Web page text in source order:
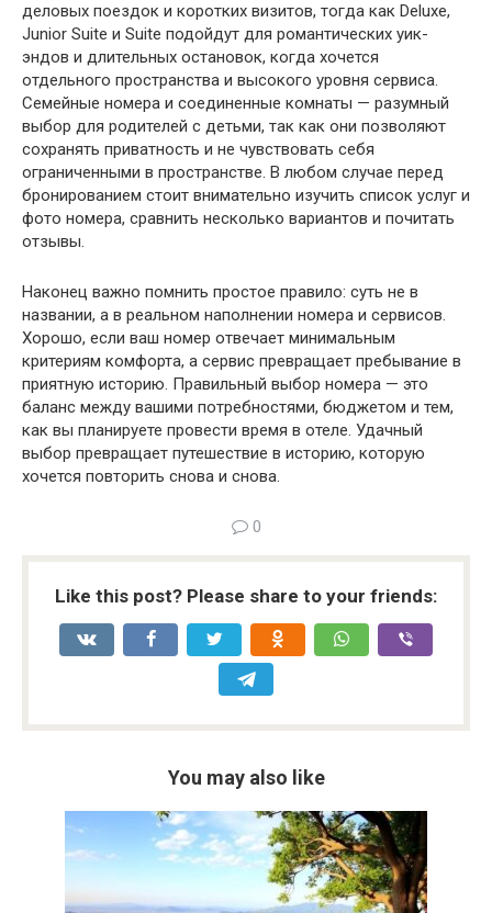
деловых поездок и коротких визитов, тогда как Deluxe,
Junior Suite и Suite подойдут для романтических уик-
эндов и длительных остановок, когда хочется
отдельного пространства и высокого уровня сервиса.
Семейные номера и соединенные комнаты — разумный
выбор для родителей с детьми, так как они позволяют
сохранять приватность и не чувствовать себя
ограниченными в пространстве. В любом случае перед
бронированием стоит внимательно изучить список услуг и
фото номера, сравнить несколько вариантов и почитать
отзывы.
Наконец важно помнить простое правило: суть не в
названии, а в реальном наполнении номера и сервисов.
Хорошо, если ваш номер отвечает минимальным
критериям комфорта, а сервис превращает пребывание в
приятную историю. Правильный выбор номера — это
баланс между вашими потребностями, бюджетом и тем,
как вы планируете провести время в отеле. Удачный
выбор превращает путешествие в историю, которую
хочется повторить снова и снова.
0
Like this post? Please share to your friends:
You may also like